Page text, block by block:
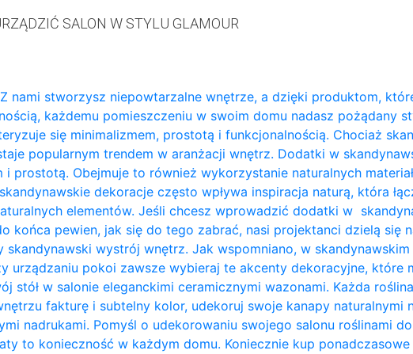
SALON W STYLU GLAMOUR
nami stworzysz niepowtarzalne wnętrze, a dzięki produktom,
każdemu pomieszczeniu w swoim domu nadasz pożądany
się minimalizmem, prostotą i funkcjonalnością. Chociaż
popularnym trendem w aranżacji wnętrz. Dodatki w
prostotą. Obejmuje to również wykorzystanie naturalnych
dekoracje często wpływa inspiracja naturą, która
elementów. Jeśli chcesz wprowadzić dodatki w
końca pewien, jak się do tego zabrać, nasi projektanci dzielą się
skandynawski wystrój wnętrz. Jak wspomniano, w
urządzaniu pokoi zawsze wybieraj te akcenty dekoracyjne, które
stół w salonie eleganckimi ceramicznymi wazonami. Każda
fakturę i subtelny kolor, udekoruj swoje kanapy naturalnymi
nadrukami. Pomyśl o udekorowaniu swojego salonu roślinami
to konieczność w każdym domu. Koniecznie kup